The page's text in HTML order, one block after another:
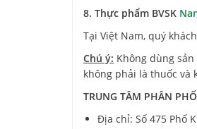
8. Thực phẩm BVSK
Tại Việt Nam, quý
Chú ý: Không dùng
không phải là thuốc và
TRUNG TÂM PHÂN
Địa chỉ: Số 475 Phố